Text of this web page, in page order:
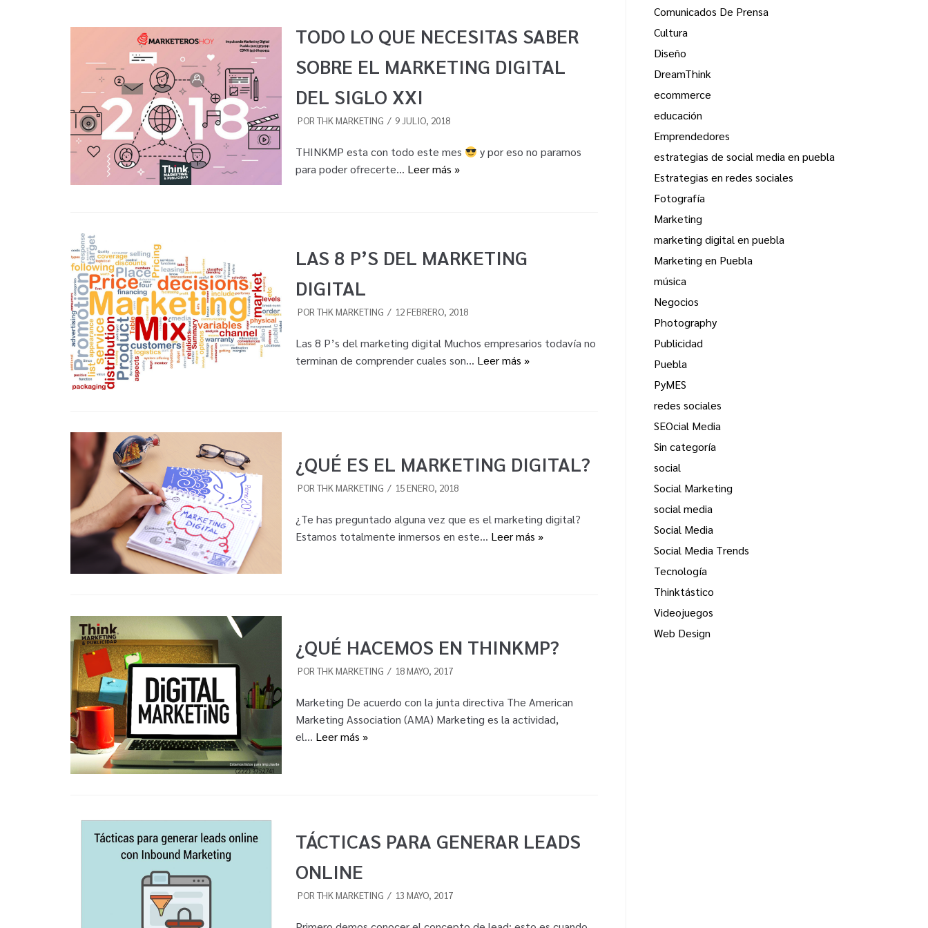
TODO LO QUE NECESITAS SABER
SOBRE EL MARKETING DIGITAL
DEL SIGLO XXI
POR THK MARKETING 9 JULIO, 2018
THINKMP esta con todo este mes
y por eso no paramos
para poder ofrecerte… Leer más »
LAS 8 P’S DEL MARKETING
DIGITAL
POR THK MARKETING 12 FEBRERO, 2018
Las 8 P’s del marketing digital Muchos empresarios todavía no
terminan de comprender cuales son… Leer más »
¿QUÉ ES EL MARKETING DIGITAL?
POR THK MARKETING 15 ENERO, 2018
¿Te has preguntado alguna vez que es el marketing digital?
Estamos totalmente inmersos en este… Leer más »
¿QUÉ HACEMOS EN THINKMP?
POR THK MARKETING 18 MAYO, 2017
Marketing De acuerdo con la junta directiva The American
Marketing Association (AMA) Marketing es la actividad,
el… Leer más »
TÁCTICAS PARA GENERAR LEADS
ONLINE
POR THK MARKETING 13 MAYO, 2017
Comunicados De Prensa
Cultura
Diseño
DreamThink
ecommerce
educación
Emprendedores
estrategias de social media en puebla
Estrategias en redes sociales
Fotografía
Marketing
marketing digital en puebla
Marketing en Puebla
música
Negocios
Photography
Publicidad
Puebla
PyMES
redes sociales
SEOcial Media
Sin categoría
social
Social Marketing
social media
Social Media
Social Media Trends
Tecnología
Thinktástico
Videojuegos
Web Design